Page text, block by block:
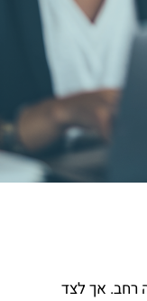
רחב. אך לצד